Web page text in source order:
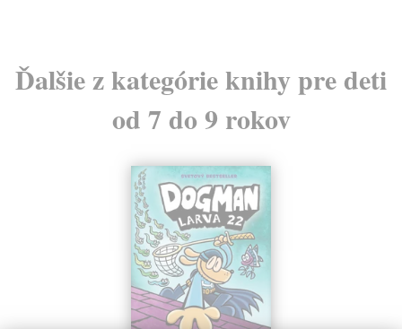
Ďalšie z kategórie knihy pre deti
od 7 do 9 rokov